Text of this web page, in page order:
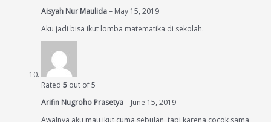
Aisyah Nur Maulida– May 15, 2019
Aku jadi bisa ikut lomba matematika di sekolah.
Rated 5 out of 5
Arifin Nugroho Prasetya– June 15, 2019
Awalnya aku mau ikut cuma sebulan, tapi karena cocok sama